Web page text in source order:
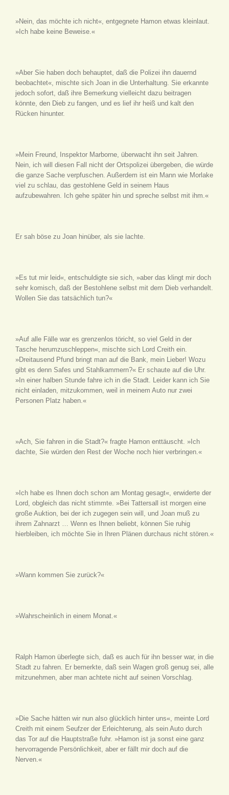
»Nein, das möchte ich nicht«, entgegnete Hamon etwas kleinlaut.
»Ich habe keine Beweise.«
»Aber Sie haben doch behauptet, daß die Polizei ihn dauernd
beobachtet«, mischte sich Joan in die Unterhaltung. Sie erkannte
jedoch sofort, daß ihre Bemerkung vielleicht dazu beitragen
könnte, den Dieb zu fangen, und es lief ihr heiß und kalt den
Rücken hinunter.
»Mein Freund, Inspektor Marborne, überwacht ihn seit Jahren.
Nein, ich will diesen Fall nicht der Ortspolizei übergeben, die würde
die ganze Sache verpfuschen. Außerdem ist ein Mann wie Morlake
viel zu schlau, das gestohlene Geld in seinem Haus
aufzubewahren. Ich gehe später hin und spreche selbst mit ihm.«
Er sah böse zu Joan hinüber, als sie lachte.
»Es tut mir leid«, entschuldigte sie sich, »aber das klingt mir doch
sehr komisch, daß der Bestohlene selbst mit dem Dieb verhandelt.
Wollen Sie das tatsächlich tun?«
»Auf alle Fälle war es grenzenlos töricht, so viel Geld in der
Tasche herumzuschleppen«, mischte sich Lord Creith ein.
»Dreitausend Pfund bringt man auf die Bank, mein Lieber! Wozu
gibt es denn Safes und Stahlkammern?« Er schaute auf die Uhr.
»In einer halben Stunde fahre ich in die Stadt. Leider kann ich Sie
nicht einladen, mitzukommen, weil in meinem Auto nur zwei
Personen Platz haben.«
»Ach, Sie fahren in die Stadt?« fragte Hamon enttäuscht. »Ich
dachte, Sie würden den Rest der Woche noch hier verbringen.«
»Ich habe es Ihnen doch schon am Montag gesagt«, erwiderte der
Lord, obgleich das nicht stimmte. »Bei Tattersall ist morgen eine
große Auktion, bei der ich zugegen sein will, und Joan muß zu
ihrem Zahnarzt … Wenn es Ihnen beliebt, können Sie ruhig
hierbleiben, ich möchte Sie in Ihren Plänen durchaus nicht stören.«
»Wann kommen Sie zurück?«
»Wahrscheinlich in einem Monat.«
Ralph Hamon überlegte sich, daß es auch für ihn besser war, in die
Stadt zu fahren. Er bemerkte, daß sein Wagen groß genug sei, alle
mitzunehmen, aber man achtete nicht auf seinen Vorschlag.
»Die Sache hätten wir nun also glücklich hinter uns«, meinte Lord
Creith mit einem Seufzer der Erleichterung, als sein Auto durch
das Tor auf die Hauptstraße fuhr. »Hamon ist ja sonst eine ganz
hervorragende Persönlichkeit, aber er fällt mir doch auf die
Nerven.«